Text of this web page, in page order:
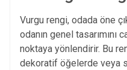
Vurgu rengi, odada öne
odanın genel tasarımını
noktaya yönlendirir. Bu
dekoratif öğelerde veya